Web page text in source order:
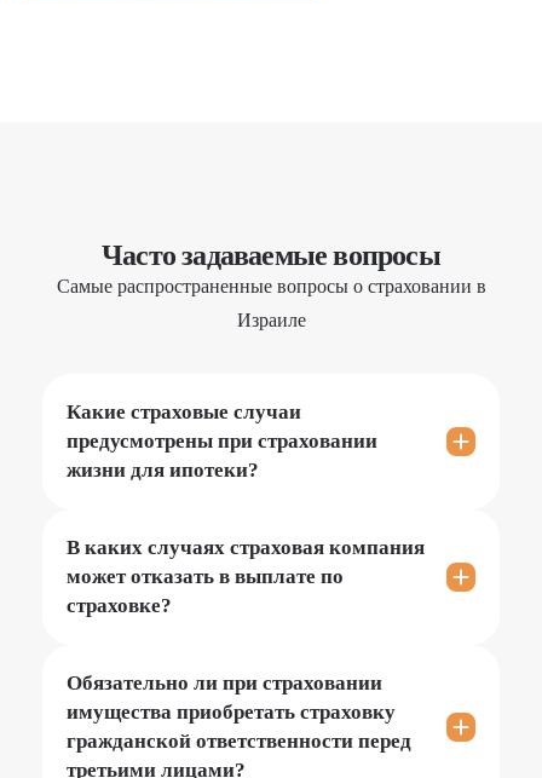
Часто задаваемые вопросы
Самые распространенные вопросы о страховании в
Израиле
Какие страховые случаи
предусмотрены при страховании
жизни для ипотеки?
смерть страхователя или застрахованного
лица (например, созаёмщика) в период
действия договора. Возмещение по утрате
данном случае не предусмотрено. Тем не
менее, клиент имеет право приобрести
расширенное покрытие.
В каких случаях страховая компания
может отказать в выплате по
страховке?
освобождается от обязанности выплачивать
страховое возмещение, если страхователь
или застрахованное лицо совершили
самоубийство в течение года с начала
Обязательно ли при страховании
имущества приобретать страховку
гражданской ответственности перед
третьими лицами?